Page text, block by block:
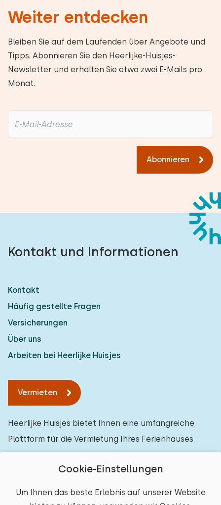
Cookie-Einstellungen
Um Ihnen das beste Erlebnis auf unserer Website
Weiter entdecken
Bleiben Sie auf dem Laufenden über Angebote und
Tipps. Abonnieren Sie den Heerlijke-Huisjes-
Newsletter und erhalten Sie etwa zwei E-Mails pro
Monat.
Abonnieren
Kontakt und Informationen
Kontakt
Häufig gestellte Fragen
Versicherungen
Über uns
Arbeiten bei Heerlijke Huisjes
Vermieten
Heerlijke Huisjes bietet Ihnen eine umfangreiche
Plattform für die Vermietung Ihres Ferienhauses.
Mietvertrag